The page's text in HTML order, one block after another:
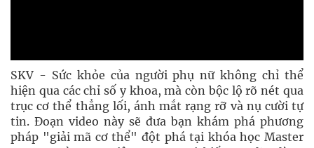
SKV - Sức khỏe của người phụ nữ không chỉ thể
hiện qua các chỉ số y khoa, mà còn bộc lộ rõ nét qua
trục cơ thể thẳng lối, ánh mắt rạng rỡ và nụ cười tự
tin. Đoạn video này sẽ đưa bạn khám phá phương
pháp "giải mã cơ thể" đột phá tại khóa học Master